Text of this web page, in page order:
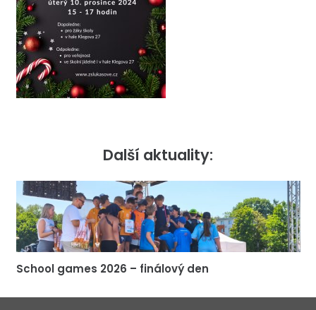
Další aktuality:
School games 2026 – finálový den